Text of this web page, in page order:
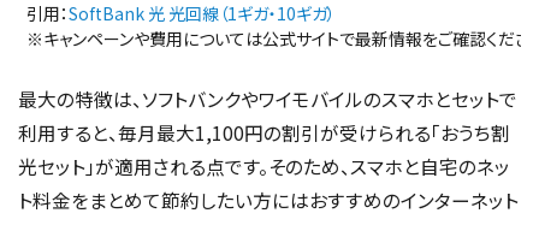
引用：SoftBank 光 光回線（1ギガ・10ギガ）
※キャンペーンや費用については公式サイトで最新情報をご確認くださ
最大の特徴は、ソフトバンクやワイモバイルのスマホとセットで
利用すると、毎月最大1,100円の割引が受けられる「おうち割
光セット」が適用される点です。そのため、スマホと自宅のネッ
ト料金をまとめて節約したい方にはおすすめのインターネット